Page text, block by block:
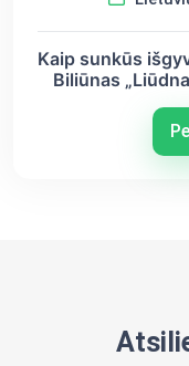
Kaip sunkūs
Biliūnas